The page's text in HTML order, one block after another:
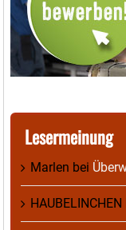
Lesermeinung
Marlen bei
HAUBELINCHEN